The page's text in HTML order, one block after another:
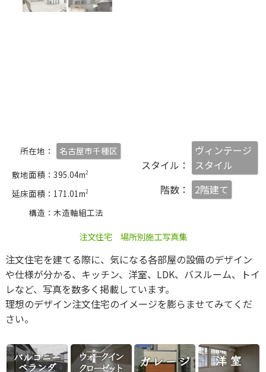
所在地
名古屋市千種区
敷地面積
395.04m2
延床面積 171.01m2
構造 木造軸組工法
スタイル
ヴィンテージ
スタイル
階数
2階建て
注文住宅 場所別施工写真集
注文住宅を建てる際に、気になる各部屋の設備のデザイン
や仕様が分かる、キッチン、洋室、LDK、バスルーム、トイ
レなど、写真を数多く掲載しています。
理想のデザイン注文住宅のイメージを膨らませてみてくだ
さい。